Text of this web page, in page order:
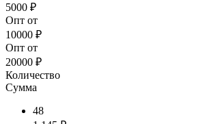
5000 ₽
Опт от
10000 ₽
Опт от
20000 ₽
Количество
Сумма
48